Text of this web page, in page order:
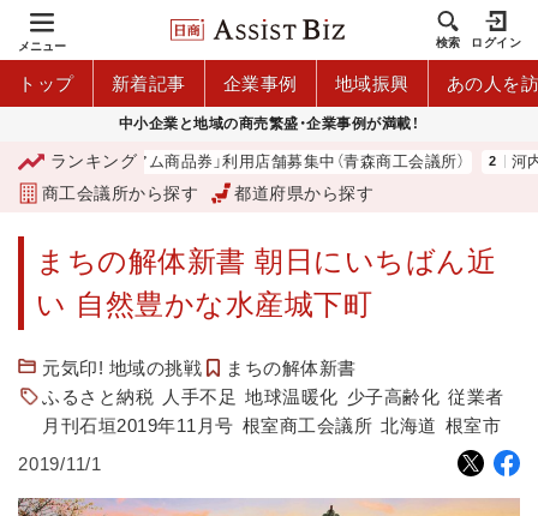
メニュー 検索 ログイン
トップ 新着記事 企業事例 地域振興 あの人を
中小企業と地域の商売繁盛・企業事例が満載！
ランキング
レミアム商品券」利用店舗募集中（青森商工会議所） 河内 大和
商工会議所から探す 都道府県から探す
まちの解体新書 朝日にいちばん近
い 自然豊かな水産城下町
元気印! 地域の挑戦
まちの解体新書
ふるさと納税 人手不足 地球温暖化 少子高齢化 従業者
月刊石垣2019年11月号 根室商工会議所 北海道 根室市
2019/11/1